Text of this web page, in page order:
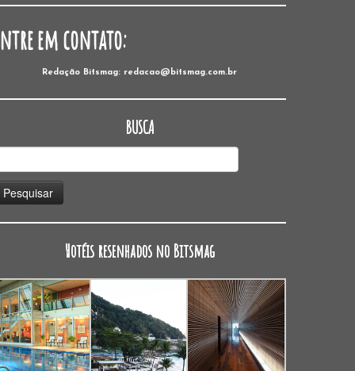
em contato:
Redação Bitsmag: redacao@bitsmag.com.br
BUSCA
Hotéis resenhados no Bitsmag